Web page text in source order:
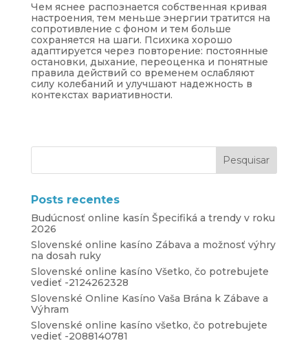
Чем яснее распознается собственная кривая
настроения, тем меньше энергии тратится на
сопротивление с фоном и тем больше
сохраняется на шаги. Психика хорошо
адаптируется через повторение: постоянные
остановки, дыхание, переоценка и понятные
правила действий со временем ослабляют
силу колебаний и улучшают надежность в
контекстах вариативности.
Posts recentes
Budúcnosť online kasín Špecifiká a trendy v roku
2026
Slovenské online kasíno Zábava a možnosť výhry
na dosah ruky
Slovenské online kasíno Všetko, čo potrebujete
vedieť -2124262328
Slovenské Online Kasíno Vaša Brána k Zábave a
Výhram
Slovenské online kasíno všetko, čo potrebujete
vedieť -2088140781